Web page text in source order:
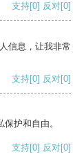
支持[0] 反对[0]
信息，让我非常
支持[0] 反对[0]
护和自由。
支持[0] 反对[0]